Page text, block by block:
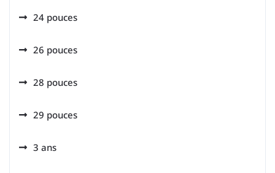
24 pouces
26 pouces
28 pouces
29 pouces
3 ans